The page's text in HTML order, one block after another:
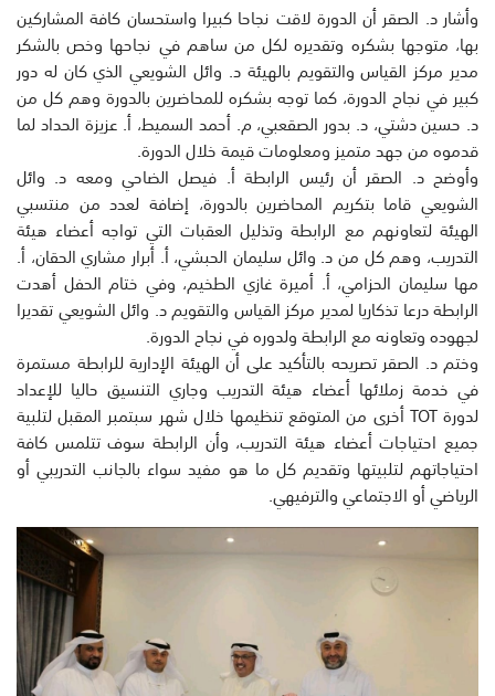
وأشار د. الصقر أن الدورة لاقت نجاحا كبيرا واستحسان كافة المشاركين
بها، متوجها بشكره وتقديره لكل من ساهم في نجاحها وخص بالشكر
مدير مركز القياس والتقويم بالهيئة د. وائل الشويعي الذي كان له دور
كبير في نجاح الدورة، كما توجه بشكره للمحاضرين بالدورة وهم كل من
د. حسين دشتي، د. بدور الصقعبي، م. أحمد السميط، أ. عزيزة الحداد لما
قدموه من جهد متميز ومعلومات قيمة خلال الدورة.
وأوضح د. الصقر أن رئيس الرابطة أ. فيصل الضاحي ومعه د. وائل
الشويعي قاما بتكريم المحاضرين بالدورة، إضافة لعدد من منتسبي
الهيئة لتعاونهم مع الرابطة وتذليل العقبات التي تواجه أعضاء هيئة
التدريب، وهم كل من د. وائل سليمان الحبشي، أ. أبرار مشاري الحقان، أ.
مها سليمان الحزامي، أ. أميرة غازي الطخيم، وفي ختام الحفل أهدت
الرابطة درعا تذكاريا لمدير مركز القياس والتقويم د. وائل الشويعي تقديرا
لجهوده وتعاونه مع الرابطة ولدوره في نجاح الدورة.
وختم د. الصقر تصريحه بالتأكيد على أن الهيئة الإدارية للرابطة مستمرة
في خدمة زملائها أعضاء هيئة التدريب وجاري التنسيق حاليا للإعداد
لدورة TOT أخرى من المتوقع تنظيمها خلال شهر سبتمبر المقبل لتلبية
جميع احتياجات أعضاء هيئة التدريب، وأن الرابطة سوف تتلمس كافة
احتياجاتهم لتلبيتها وتقديم كل ما هو مفيد سواء بالجانب التدريبي أو
الرياضي أو الاجتماعي والترفيهي.